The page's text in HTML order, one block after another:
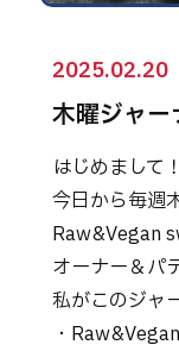
2025.02.20
木曜ジャ
はじめまして！
今日から毎週
Raw&Vegan
オーナー＆パ
私がこのジャ
・